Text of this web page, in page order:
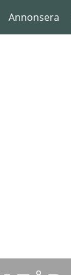
Annonsera